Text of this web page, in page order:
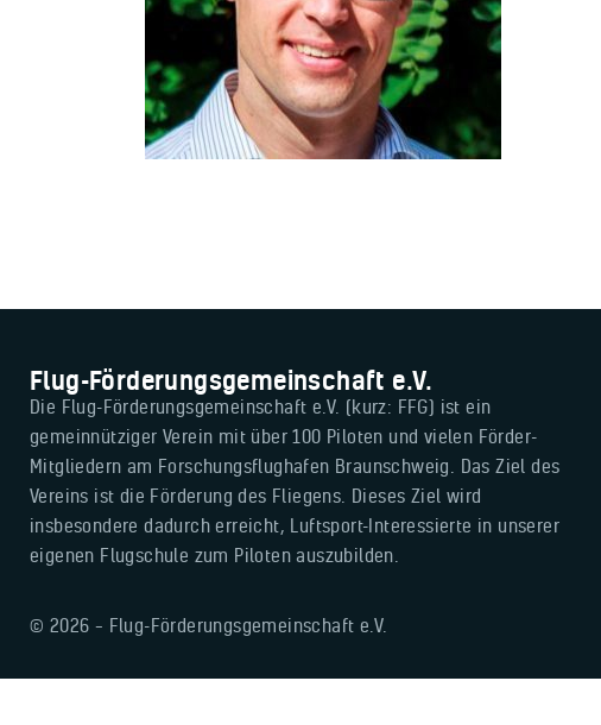
Flug-Förderungsgemeinschaft e.V.
Die Flug-Förderungsgemeinschaft e.V. (kurz: FFG) ist ein
gemeinnütziger Verein mit über 100 Piloten und vielen Förder-
Mitgliedern am Forschungsflughafen Braunschweig. Das Ziel des
Vereins ist die Förderung des Fliegens. Dieses Ziel wird
insbesondere dadurch erreicht, Luftsport-Interessierte in unserer
eigenen Flugschule zum Piloten auszubilden.
© 2026 – Flug-Förderungsgemeinschaft e.V.